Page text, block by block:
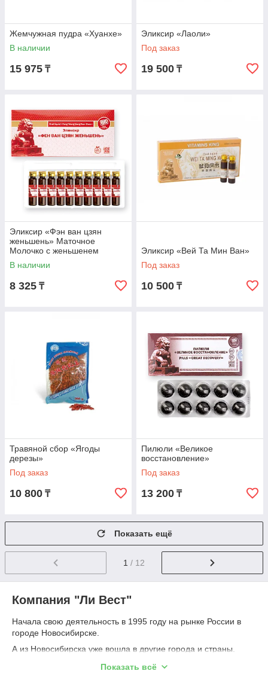
Жемчужная пудра «Хуанхе»
В наличии
15 975 ₸
Эликсир «Лаоли»
Под заказ
19 500 ₸
Эликсир «Фэн ван цзян
женьшень» Маточное
Молочко с женьшенем
В наличии
8 325 ₸
Эликсир «Вей Та Мин Ван»
Под заказ
10 500 ₸
Травяной сбор «Ягоды
дерезы»
Под заказ
10 800 ₸
Пилюли «Великое
восстановление»
Под заказ
13 200 ₸
Показать ещё
1 / 12
Компания "Ли Вест"
Начала свою деятельность в 1995 году на рынке России в
городе Новосибирске.
А из Новосибирска уже вошла в другие города и страны.
Дальнем Востоке, на Байкале, на Кузбассе, в странах
Показать всё